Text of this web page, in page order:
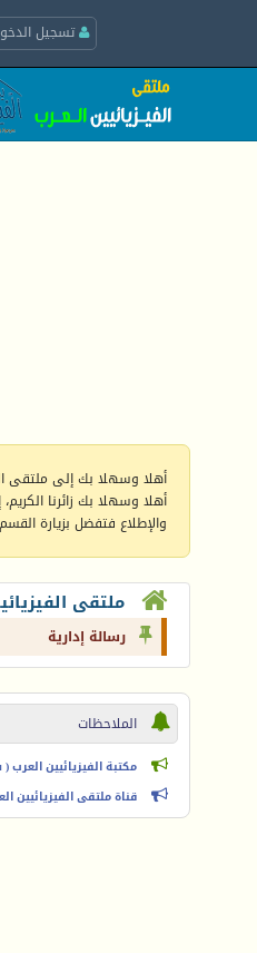
تسجيل
أهلا وسهلا بك إلى ملتقى
أهلا وسهلا بك زائرنا
والإطلاع فتفضل بزيارة
ملتقى
رسالة إدارية
الملاحظات
مكتبة الفيزيائيين
قناة ملتقى الفيزيائيين